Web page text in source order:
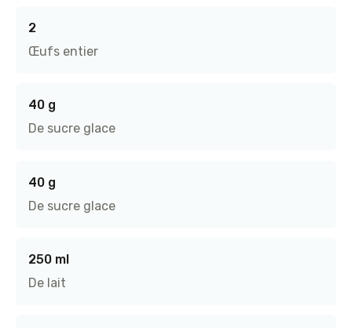
2
Œufs entier
40 g
De sucre glace
40 g
De sucre glace
250 ml
De lait